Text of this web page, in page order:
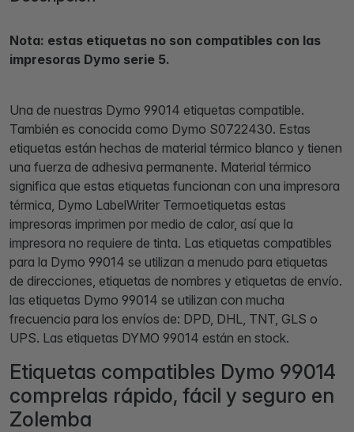
Nota: estas etiquetas no son compatibles con las
impresoras Dymo serie 5.
Una de nuestras Dymo 99014 etiquetas compatible.
También es conocida como Dymo S0722430. Estas
etiquetas están hechas de material térmico blanco y tienen
una fuerza de adhesiva permanente. Material térmico
significa que estas etiquetas funcionan con una impresora
térmica, Dymo LabelWriter Termoetiquetas estas
impresoras imprimen por medio de calor, así que la
impresora no requiere de tinta. Las etiquetas compatibles
para la Dymo 99014 se utilizan a menudo para etiquetas
de direcciones, etiquetas de nombres y etiquetas de envío.
las etiquetas Dymo 99014 se utilizan con mucha
frecuencia para los envíos de: DPD, DHL, TNT, GLS o
UPS. Las etiquetas DYMO 99014 están en stock.
Etiquetas compatibles Dymo 99014
comprelas rápido, fácil y seguro en
Zolemba